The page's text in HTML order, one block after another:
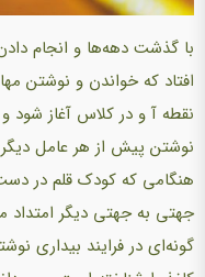
با گذشت دهه‌ها و انجام
افتاد که خواندن و نوشتن
نقطه آ و در کلاس آغاز شود
نوشتن پیش از هر عامل
هنگامی که کودک قلم در
جهتی به جهتی دیگر امتداد
گونه‌ای در فرایند بیداری